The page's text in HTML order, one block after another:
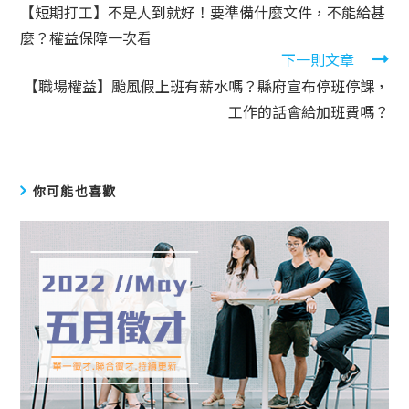
【短期打工】不是人到就好！要準備什麼文件，不能給甚
麼？權益保障一次看
下一則文章
【職場權益】颱風假上班有薪水嗎？縣府宣布停班停課，
工作的話會給加班費嗎？
你可能也喜歡